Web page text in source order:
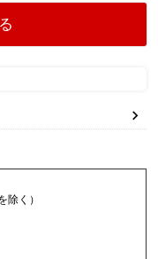
く）